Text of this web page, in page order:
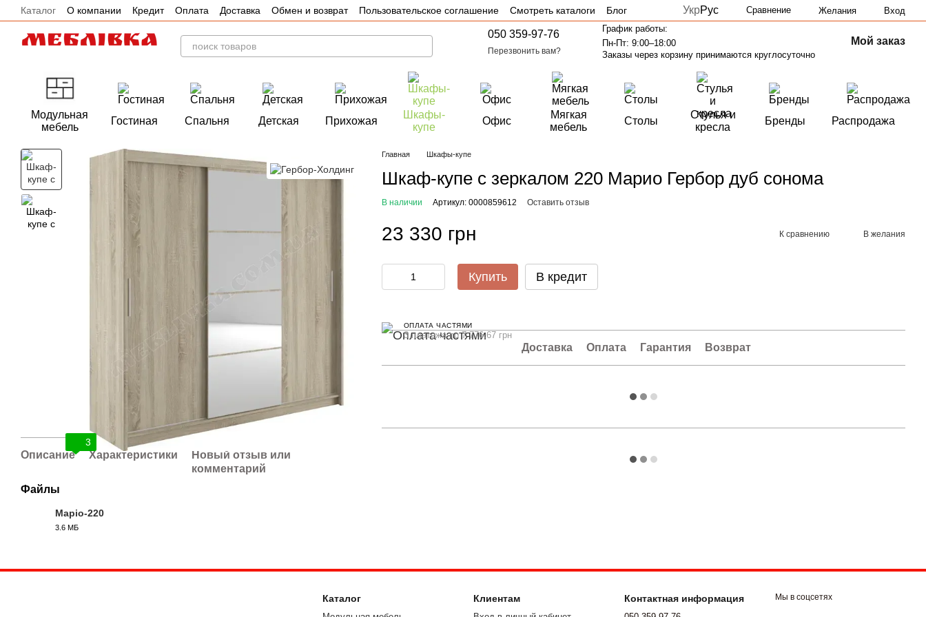
Перейти к основному контенту
Каталог О компании Кредит Оплата Доставка Обмен и возврат Пользовательское соглашение Смотреть каталоги
Блог
Отзывы
Акции
УкрРус Сравнение Желания Вход
050 359-97-76
Перезвонить вам?
График работы:
Пн-Пт: 9:00–18:00
Заказы через корзину принимаются круглосуточно
Мой заказ
Модульная
мебель
Гостиная Спальня Детская Прихожая
Шкафы-
купе
Офис
Мягкая
мебель
Столы
Стулья и
кресла
Бренды Распродажа
3
Описание Характеристики
Новый отзыв или
комментарий
Файлы
Маріо-220
3.6 МБ
Главная Шкафы-купе
Шкаф-купе с зеркалом 220 Марио Гербор дуб сонома
В наличии Артикул: 0000859612 Оставить отзыв
23 330 грн К сравнению В желания
Купить В кредит
ОПЛАТА ЧАСТЯМИ
3 платежа по 7 776.67 грн
Доставка Оплата Гарантия Возврат
Каталог Клиентам Контактная информация Мы в соцсетях